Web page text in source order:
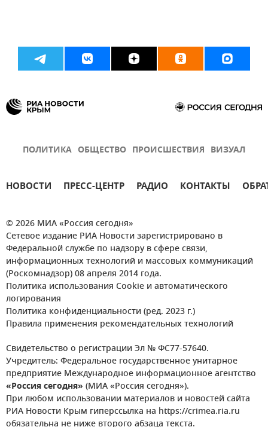
ПОЛИТИКА ОБЩЕСТВО ПРОИСШЕСТВИЯ ВИЗУАЛ
НОВОСТИ ПРЕСС-ЦЕНТР РАДИО КОНТАКТЫ
© 2026 МИА «Россия сегодня»
Сетевое издание РИА Новости зарегистрировано в
Федеральной службе по надзору в сфере связи,
информационных технологий и массовых коммуникаций
(Роскомнадзор) 08 апреля 2014 года.
Политика использования Cookie и автоматического
логирования
Политика конфиденциальности (ред. 2023 г.)
Правила применения рекомендательных технологий
Свидетельство о регистрации Эл № ФС77-57640.
Учредитель: Федеральное государственное унитарное
предприятие Международное информационное агентство
«Россия сегодня» (МИА «Россия сегодня»).
При любом использовании материалов и новостей сайта
РИА Новости Крым гиперссылка на https://crimea.ria.ru
обязательна не ниже второго абзаца текста.